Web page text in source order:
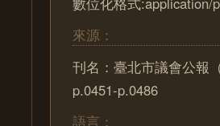
來源：
刊名：臺北市議會公報
p.0451-p.0486
語言：